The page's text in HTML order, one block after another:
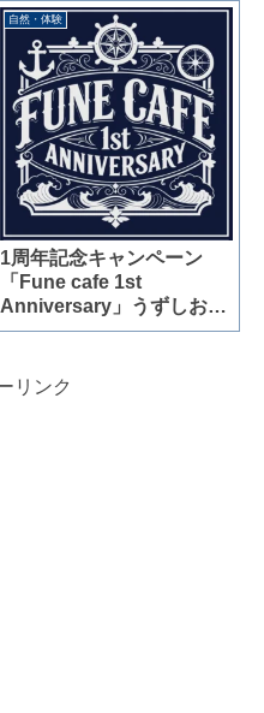
自然・体験
1周年記念キャンペーン
「Fune cafe 1st
Anniversary」うずしおク
ルーズ
リンク